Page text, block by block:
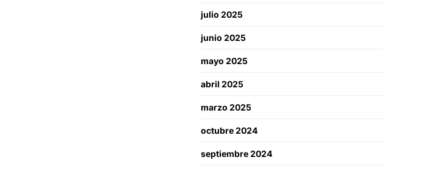
julio 2025
junio 2025
mayo 2025
abril 2025
marzo 2025
octubre 2024
septiembre 2024